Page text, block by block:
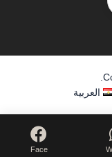
العربية
Face